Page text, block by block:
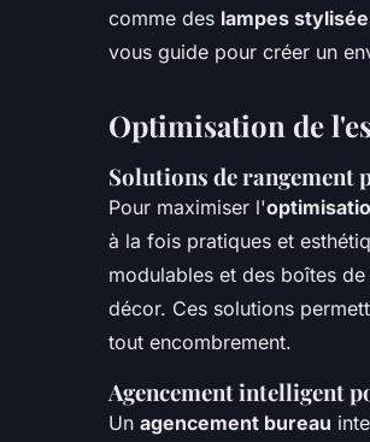
comme des lampes
vous guide pour créer un
Optimisation de
Solutions de rangement
Pour maximiser l'
à la fois pratiques et
modulables et des boîtes
décor. Ces solutions
tout encombrement.
Agencement intelligent
Un agencement bureau